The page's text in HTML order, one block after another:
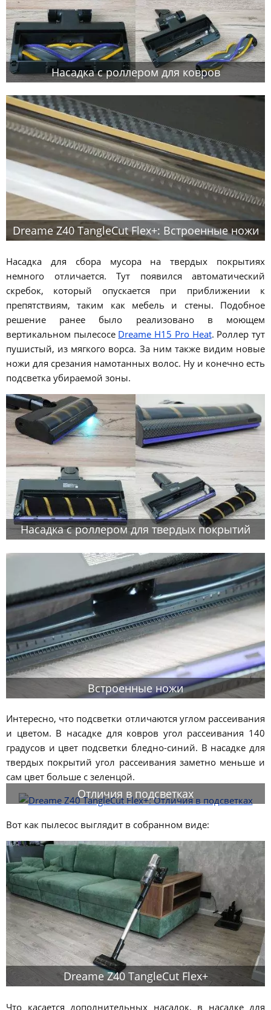
Насадка с роллером для ковров
Dreame Z40 TangleCut Flex+: Встроенные ножи
Насадка для сбора мусора на твердых покрытиях
немного отличается. Тут появился автоматический
скребок, который опускается при приближении к
препятствиям, таким как мебель и стены. Подобное
решение ранее было реализовано в моющем
вертикальном пылесосе Dreame H15 Pro Heat. Роллер тут
пушистый, из мягкого ворса. За ним также видим новые
ножи для срезания намотанных волос. Ну и конечно есть
подсветка убираемой зоны.
Насадка с роллером для твердых покрытий
Встроенные ножи
Интересно, что подсветки отличаются углом рассеивания
и цветом. В насадке для ковров угол рассеивания 140
градусов и цвет подсветки бледно-синий. В насадке для
твердых покрытий угол рассеивания заметно меньше и
сам цвет больше с зеленцой.
Отличия в подсветках
Вот как пылесос выглядит в собранном виде:
Dreame Z40 TangleCut Flex+
Что касается дополнительных насадок, в насадке для